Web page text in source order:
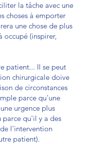
la tâche avec une
choses à emporter
une chose de plus
occupé (inspirer,
patient... Il se peut
chirurgicale doive
de circonstances
parce qu'une
urgence plus
parce qu'il y a des
l'intervention
patient).